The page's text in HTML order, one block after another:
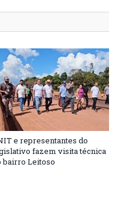
e representantes do
fazem visita técnica
bairro Leitoso